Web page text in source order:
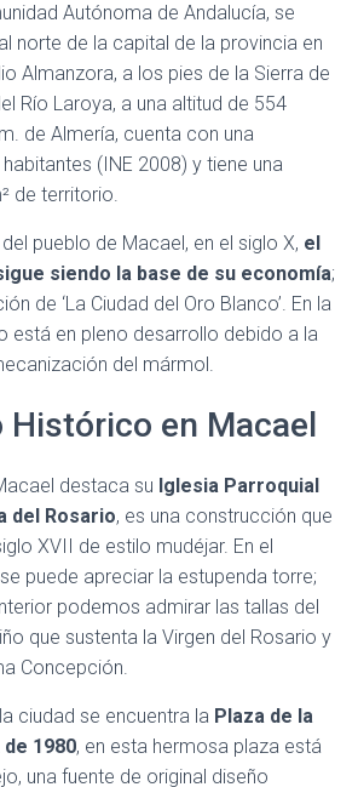
Autónoma de Andalucía, se
norte de la capital de la provincia en
Almanzora, a los pies de la Sierra de
Río Laroya, a una altitud de 554
de Almería, cuenta con una
(INE 2008) y tiene una
de territorio.
pueblo de Macael, en el siglo X, el
siendo la base de su economía;
de ‘La Ciudad del Oro Blanco’. En la
está en pleno desarrollo debido a la
del mármol.
Histórico en Macael
destaca su Iglesia Parroquial
del Rosario, es una construcción que
XVII de estilo mudéjar. En el
puede apreciar la estupenda torre;
podemos admirar las tallas del
que sustenta la Virgen del Rosario y
Concepción.
ciudad se encuentra la Plaza de la
1980, en esta hermosa plaza está
una fuente de original diseño